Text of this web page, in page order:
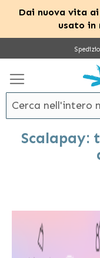
Dai nuova vita
usato in
Scalapay: